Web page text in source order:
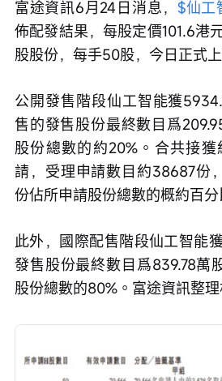
富途資訊6月24日消息， $仙工
佈配發結果，每股定價101.6港
股股份，每手50股，今日正式上
公開發售階段仙工智能獲
售的發售股份最終數目爲
股份總數的約20%。合共接
請，受理申請數目約38687份
份佔所申請股份總數的概約百分
此外，國際配售階段仙工智能
發售股份最終數目爲839.78萬
股份總數的80%。富途資訊整理